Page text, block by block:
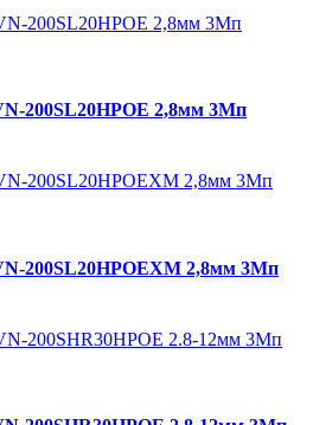
200SL20HPOE 2,8мм 3Мп
200SL20HPOEXM 2,8мм 3Мп